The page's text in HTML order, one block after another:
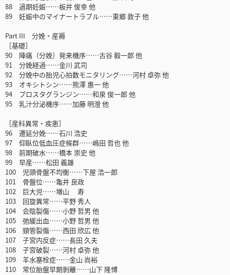
88 過期妊娠……板井 俊幸 他
89 妊娠中のマイナートラブル……東郷 敦子 他
Part III 分娩・産褥
［基礎］
90 陣痛（分娩）発来機序……古谷 毅一郎 他
91 分娩経過……金川 武司
92 分娩中の胎児心拍数モニタリング……河村 卓弥 他
93 オキシトシン……熊澤 惠一 他
94 プロスタグランジン……和泉 俊一郎 他
95 乳汁分泌機序……加藤 明澄 他
［産科異常・疾患］
96 遷延分娩……石川 浩史
97 仰臥位低血圧症候群……嶋田 哲也 他
98 前期破水……橋本 崇史 他
99 早産……松田 義雄
100 児頭骨盤不均衡……下屋 浩一郎
101 骨盤位……亀井 良政
102 巨大児……増山 寿
103 回旋異常……平野 秀人
104 会陰裂傷……小野 哲男 他
105 弛緩出血……小野 哲男 他
106 頸管裂傷……西田 欣広 他
107 子宮内反症……長田 久夫
108 子宮破裂……河村 卓弥 他
109 羊水塞栓症……金山 尚裕
110 常位胎盤早期剝離……山下 隆博